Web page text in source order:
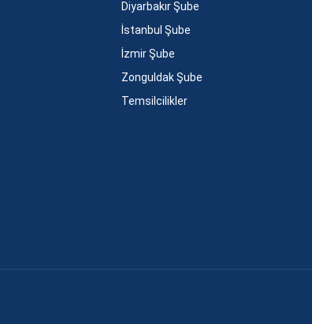
Diyarbakır Şube
İstanbul Şube
İzmir Şube
Zonguldak Şube
Temsilcilikler